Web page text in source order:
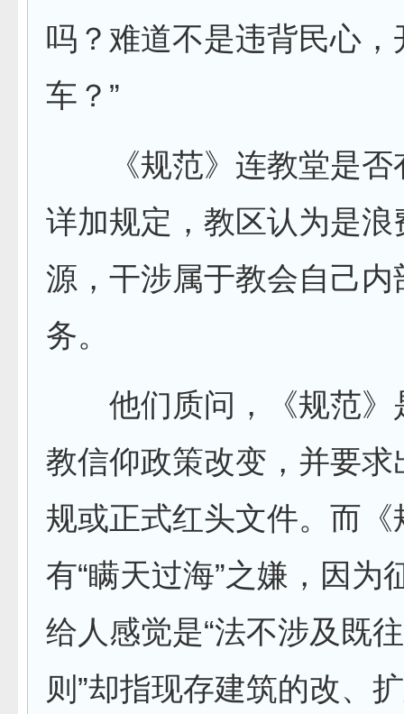
吗？难道不是违背民心，
车？”
《规范》连教堂是否
详加规定，教区认为是浪
源，干涉属于教会自己内
务。
他们质问，《规范》
教信仰政策改变，并要求
规或正式红头文件。而《
有“瞒天过海”之嫌，因为
给人感觉是“法不涉及既
则”却指现存建筑的改、